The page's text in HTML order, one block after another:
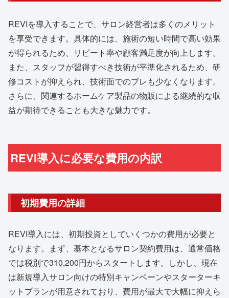
REVIを導入することで、サロン経営者は多くのメリット
を享受できます。具体的には、施術の短い時間で高い効果
が得られるため、リピート率や顧客満足度が向上します。
また、スタッフが習得すべき技術が平準化されるため、研
修コストが抑えられ、技術面でのブレも少なくなります。
さらに、関連するホームケア製品の物販による継続的な収
益が期待できることも大きな魅力です。
REVI導入に必要な費用の内訳
初期費用の詳細
REVI導入には、初期投資としていくつかの費用が必要と
なります。まず、基本となるサロン契約費用は、通常価格
では税別で310,200円からスタートします。しかし、現在
は新規導入サロン向けの特別キャンペーンやスターターキ
ットプランが用意されており、費用が最大で大幅に抑えら